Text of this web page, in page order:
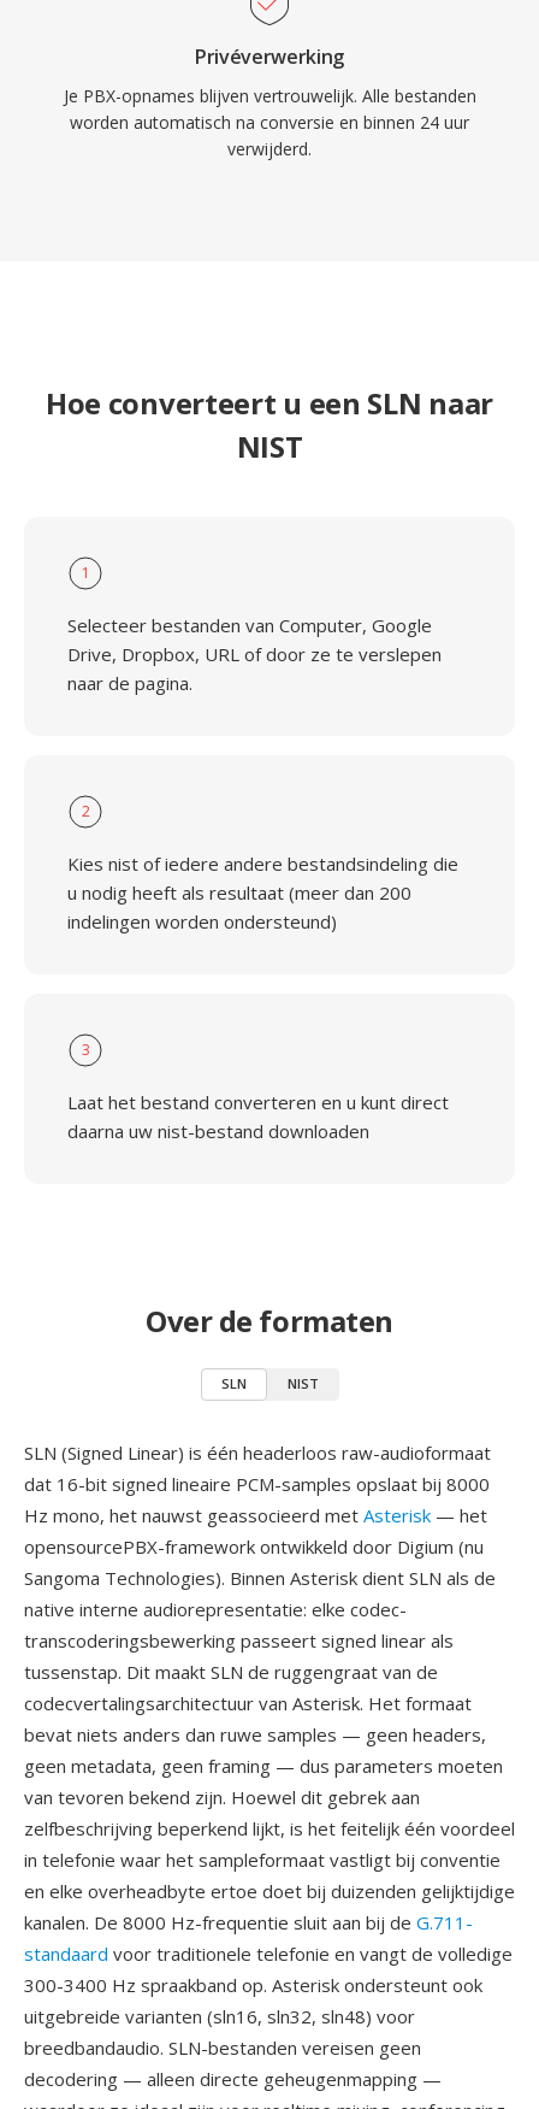
Privéverwerking
Je PBX-opnames blijven vertrouwelijk. Alle bestanden
worden automatisch na conversie en binnen 24 uur
verwijderd.
Hoe converteert u een SLN naar
NIST
1
Selecteer bestanden van Computer, Google
Drive, Dropbox, URL of door ze te verslepen
naar de pagina.
2
Kies nist of iedere andere bestandsindeling die
u nodig heeft als resultaat (meer dan 200
indelingen worden ondersteund)
3
Laat het bestand converteren en u kunt direct
daarna uw nist-bestand downloaden
Over de formaten
SLN NIST
SLN (Signed Linear) is één headerloos raw-audioformaat
dat 16-bit signed lineaire PCM-samples opslaat bij 8000
Hz mono, het nauwst geassocieerd met Asterisk — het
opensourcePBX-framework ontwikkeld door Digium (nu
Sangoma Technologies). Binnen Asterisk dient SLN als de
native interne audiorepresentatie: elke codec-
transcoderingsbewerking passeert signed linear als
tussenstap. Dit maakt SLN de ruggengraat van de
codecvertalingsarchitectuur van Asterisk. Het formaat
bevat niets anders dan ruwe samples — geen headers,
geen metadata, geen framing — dus parameters moeten
van tevoren bekend zijn. Hoewel dit gebrek aan
zelfbeschrijving beperkend lijkt, is het feitelijk één voordeel
in telefonie waar het sampleformaat vastligt bij conventie
en elke overheadbyte ertoe doet bij duizenden gelijktijdige
kanalen. De 8000 Hz-frequentie sluit aan bij de G.711-
standaard voor traditionele telefonie en vangt de volledige
300-3400 Hz spraakband op. Asterisk ondersteunt ook
uitgebreide varianten (sln16, sln32, sln48) voor
breedbandaudio. SLN-bestanden vereisen geen
decodering — alleen directe geheugenmapping —